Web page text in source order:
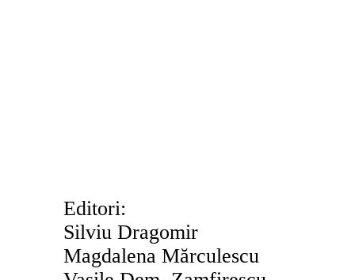
Editori:
Silviu Dragomir
Magdalena Mărculescu